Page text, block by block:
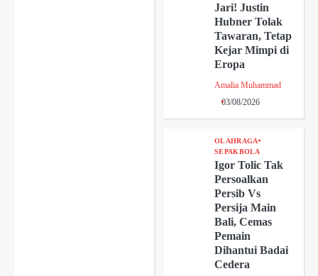
Jari! Justin
Hubner Tolak
Tawaran, Tetap
Kejar Mimpi di
Eropa
Amalia Muhammad
03/08/2026
OLAHRAGA
SEPAKBOLA
Igor Tolic Tak
Persoalkan
Persib Vs
Persija Main
Bali, Cemas
Pemain
Dihantui Badai
Cedera